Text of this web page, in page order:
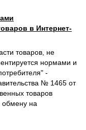
в Интернет-
товаров, не
нормами и
-
№ 1465 от
товаров
обмену на